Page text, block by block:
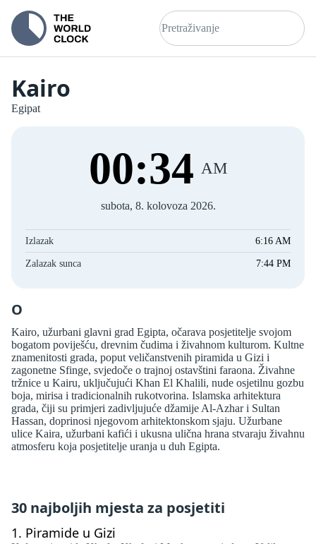
Kairo
Egipat
00:35 AM
subota, 8. kolovoza 2026.
Izlazak 6:16 AM
Zalazak sunca 7:44 PM
O
Kairo, užurbani glavni grad Egipta, očarava posjetitelje svojom
bogatom poviješću, drevnim čudima i živahnom kulturom. Kultne
znamenitosti grada, poput veličanstvenih piramida u Gizi i
zagonetne Sfinge, svjedoče o trajnoj ostavštini faraona. Živahne
tržnice u Kairu, uključujući Khan El Khalili, nude osjetilnu gozbu
boja, mirisa i tradicionalnih rukotvorina. Islamska arhitektura
grada, čiji su primjeri zadivljujuće džamije Al-Azhar i Sultan
Hassan, doprinosi njegovom arhitektonskom sjaju. Užurbane
ulice Kaira, užurbani kafići i ukusna ulična hrana stvaraju živahnu
atmosferu koja posjetitelje uranja u duh Egipta.
30 najboljih mjesta za posjetiti
1. Piramide u Gizi